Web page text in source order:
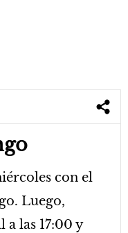
con el
Luego,
a las 17:00 y